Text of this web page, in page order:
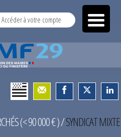
Accéder à votre compte
(< 90 000 € )/SYNDICAT MIXTE